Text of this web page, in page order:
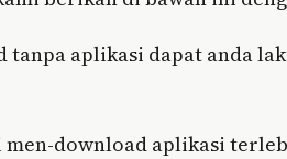
aplikasi dapat anda
download aplikasi